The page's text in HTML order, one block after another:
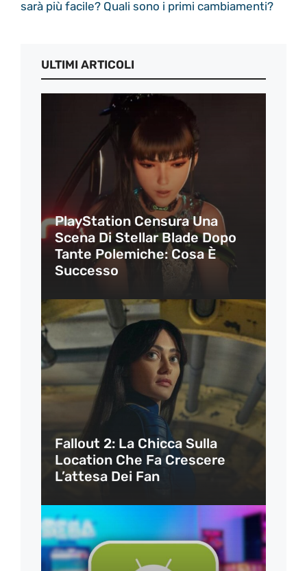
sarà più facile? Quali sono i primi cambiamenti?
ULTIMI ARTICOLI
PlayStation Censura Una
Scena Di Stellar Blade Dopo
Tante Polemiche: Cosa È
Successo
Fallout 2: La Chicca Sulla
Location Che Fa Crescere
L’attesa Dei Fan